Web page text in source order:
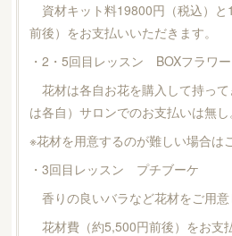
資材キット料19800円（税込）と
前後）をお支払いいただきます。
・2・5回目レッスン BOXフラワ
花材は各自お花を購入して持っ
は各自）サロンでのお支払いは無し
※花材を用意するのが難しい場合は
・3回目レッスン プチブーケ
香りの良いバラなど花材をご用意
花材費（約5,500円前後）をお支